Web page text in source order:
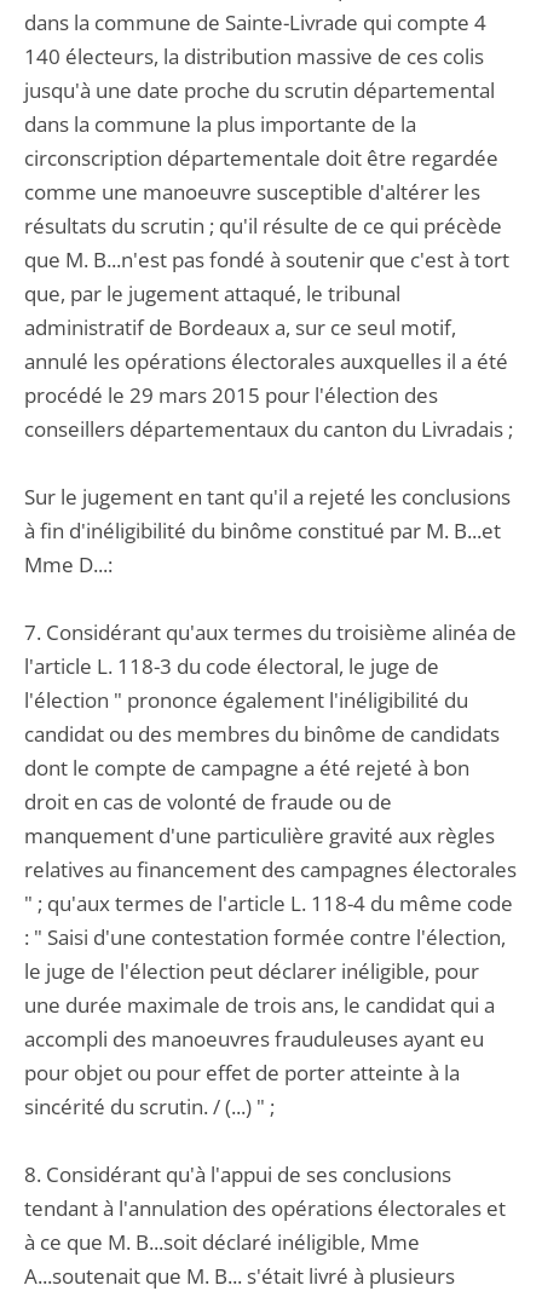
dans la commune de Sainte-Livrade qui compte 4
140 électeurs, la distribution massive de ces colis
jusqu'à une date proche du scrutin départemental
dans la commune la plus importante de la
circonscription départementale doit être regardée
comme une manoeuvre susceptible d'altérer les
résultats du scrutin ; qu'il résulte de ce qui précède
que M. B...n'est pas fondé à soutenir que c'est à tort
que, par le jugement attaqué, le tribunal
administratif de Bordeaux a, sur ce seul motif,
annulé les opérations électorales auxquelles il a été
procédé le 29 mars 2015 pour l'élection des
conseillers départementaux du canton du Livradais ;
Sur le jugement en tant qu'il a rejeté les conclusions
à fin d'inéligibilité du binôme constitué par M. B...et
Mme D...:
7. Considérant qu'aux termes du troisième alinéa de
l'article L. 118-3 du code électoral, le juge de
l'élection " prononce également l'inéligibilité du
candidat ou des membres du binôme de candidats
dont le compte de campagne a été rejeté à bon
droit en cas de volonté de fraude ou de
manquement d'une particulière gravité aux règles
relatives au financement des campagnes électorales
" ; qu'aux termes de l'article L. 118-4 du même code
: " Saisi d'une contestation formée contre l'élection,
le juge de l'élection peut déclarer inéligible, pour
une durée maximale de trois ans, le candidat qui a
accompli des manoeuvres frauduleuses ayant eu
pour objet ou pour effet de porter atteinte à la
sincérité du scrutin. / (...) " ;
8. Considérant qu'à l'appui de ses conclusions
tendant à l'annulation des opérations électorales et
à ce que M. B...soit déclaré inéligible, Mme
A...soutenait que M. B... s'était livré à plusieurs